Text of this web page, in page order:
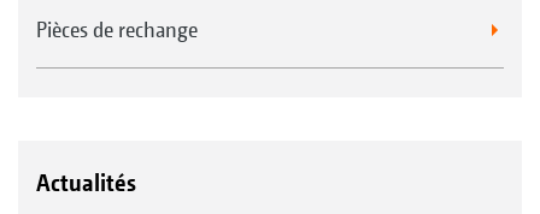
Pièces de rechange
Actualités